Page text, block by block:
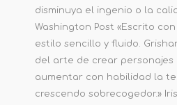
disminuya el ingenio o la
Washington Post «Escrito
estilo sencillo y fluido.
del arte de crear personajes
aumentar con habilidad la
crescendo sobrecogedor.»